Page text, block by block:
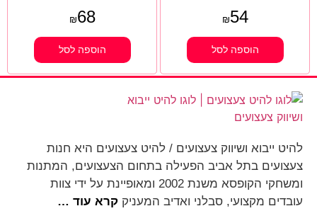
₪54
הוספה לסל
₪68
הוספה לסל
להיט ייבוא ושיווק צעצועים / להיט צעצועים היא חנות
צעצועים בתל אביב הפעילה בתחום הצעצועים, המתנות
ומשחקי הקופסא משנת 2002 ומאופיינת על ידי צוות
עובדים מקצועי, סבלני ואדיב המעניק קרא עוד …